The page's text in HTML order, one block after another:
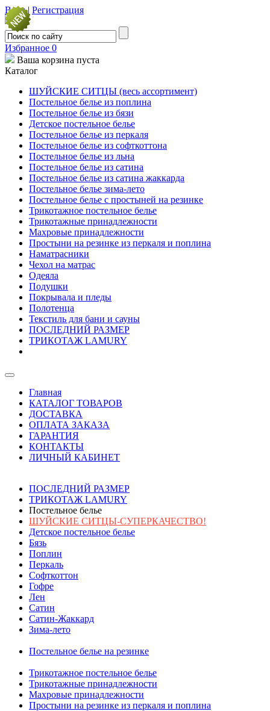
Вход| Регистрация
Избранное 0
Ваша корзина пуста
Каталог
ШУЙСКИЕ СИТЦЫ (весь ассортимент)
Постельное белье из поплина
Постельное белье из бязи
Детское постельное белье
Постельное белье из перкаля
Постельное белье из софткоттона
Постельное белье из льна
Постельное белье из сатина
Постельное белье из сатина жаккарда
Постельное белье зима-лето
Постельное белье с простыней на резинке
Трикотажное постельное белье
Трикотажные принадлежности
Махровые принадлежности
Простыни на резинке из перкаля и поплина
Наматрасники
Чехол на матрас
Одеяла
Подушки
Покрывала и пледы
Полотенца
Текстиль для бани и сауны
ПОСЛЕДНИЙ РАЗМЕР
ТРИКОТАЖ LAMURY
Главная
КАТАЛОГ ТОВАРОВ
ДОСТАВКА
ОПЛАТА ЗАКАЗА
ГАРАНТИЯ
КОНТАКТЫ
ЛИЧНЫЙ КАБИНЕТ
ПОСЛЕДНИЙ РАЗМЕР
ТРИКОТАЖ LAMURY
Постельное белье
ШУЙСКИЕ СИТЦЫ-СУПЕРКАЧЕСТВО!
Детское постельное белье
Бязь
Поплин
Перкаль
Софткоттон
Гофре
Лен
Сатин
Сатин-Жаккард
Зима-лето
Постельное белье на резинке
Трикотажное постельное белье
Трикотажные принадлежности
Махровые принадлежности
Простыни на резинке из перкаля и поплина